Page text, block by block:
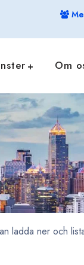
Om
ladda ner och